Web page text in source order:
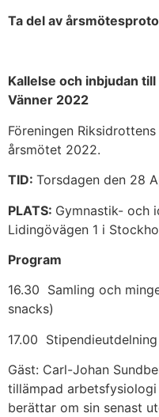
Ta del av
Kallelse och inbjudan
Vänner 2022
Föreningen
årsmötet 2022.
TID: Torsdagen den 28
PLATS: Gymnastik- och
Lidingövägen 1 i
Program
16.30 Samling och
snacks)
17.00
Gäst: Carl-Johan
tillämpad
berättar om sin senast